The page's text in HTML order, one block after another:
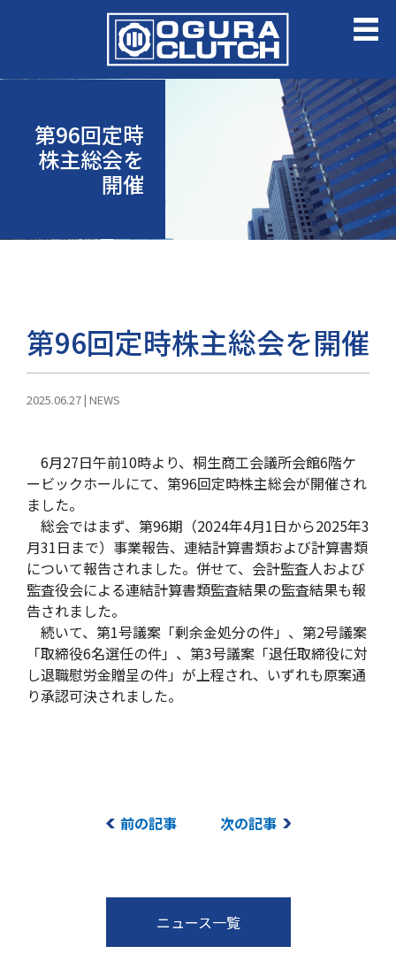
第96回定時
株主総会を
開催
第96回定時株主総会を開催
2025.06.27| NEWS
6月27日午前10時より、桐生商工会議所会館6階ケ
ービックホールにて、第96回定時株主総会が開催され
ました。
総会ではまず、第96期（2024年4月1日から2025年3
月31日まで）事業報告、連結計算書類および計算書類
について報告されました。併せて、会計監査人および
監査役会による連結計算書類監査結果の監査結果も報
告されました。
続いて、第1号議案「剰余金処分の件」、第2号議案
「取締役6名選任の件」、第3号議案「退任取締役に対
し退職慰労金贈呈の件」が上程され、いずれも原案通
り承認可決されました。
前の記事 次の記事
ニュース一覧